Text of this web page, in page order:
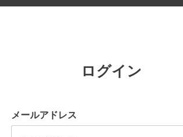
ログイン
メールアドレス